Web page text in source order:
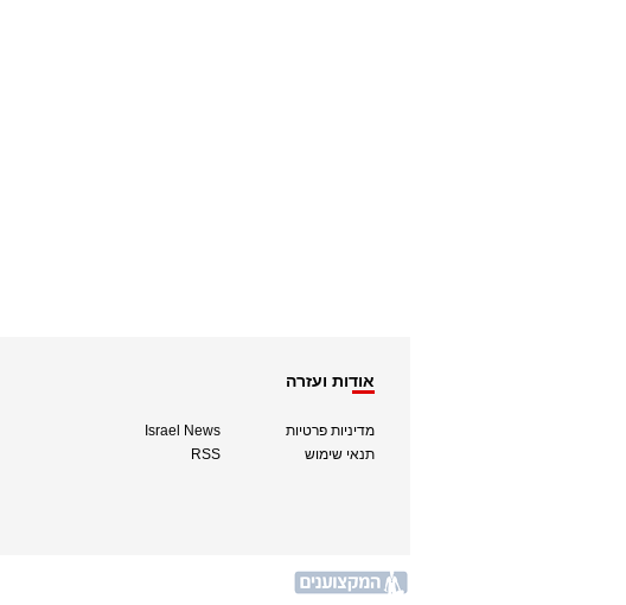
אודות ועזרה
מדיניות פרטיות
תנאי שימוש
Israel News
RSS